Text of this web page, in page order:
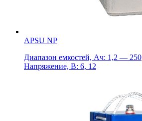
APSU NP
Диапазон емкостей, Ач: 1,2 — 250
Напряжение, В: 6, 12